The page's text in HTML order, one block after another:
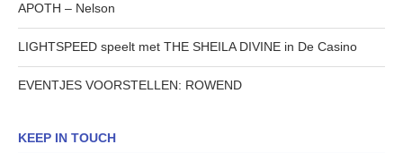
APOTH – Nelson
LIGHTSPEED speelt met THE SHEILA DIVINE in De Casino
EVENTJES VOORSTELLEN: ROWEND
KEEP IN TOUCH